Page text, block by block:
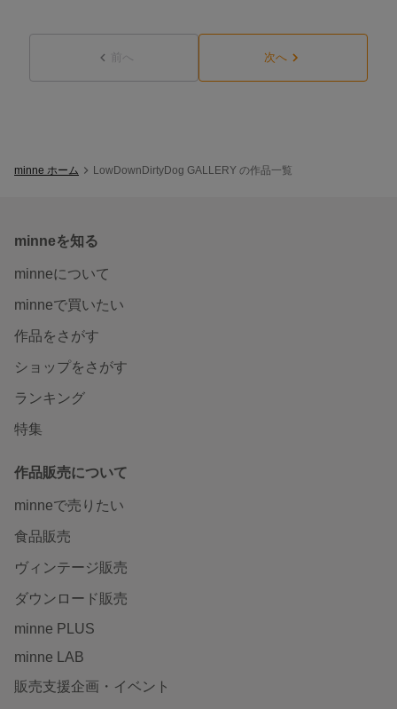
前へ 次へ
minne ホーム LowDownDirtyDog GALLERY の作品一覧
minneを知る
minneについて
minneで買いたい
作品をさがす
ショップをさがす
ランキング
特集
作品販売について
minneで売りたい
食品販売
ヴィンテージ販売
ダウンロード販売
minne PLUS
minne LAB
販売支援企画・イベント